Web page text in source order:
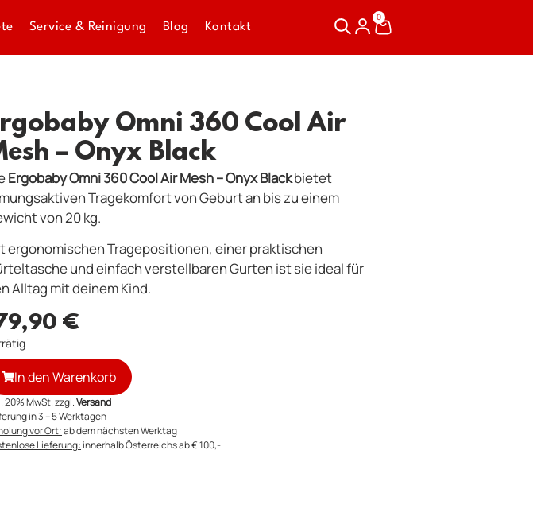
Service & Reinigung Blog Kontakt
0
Omni 360 Cool Air
– Onyx Black
Ergobaby Omni 360 Cool Air Mesh – Onyx Blackbietet
Tragekomfort von Geburt an bis zu einem
von 20 kg.
ergonomischen Tragepositionen, einer praktischen
und einfach verstellbaren Gurten ist sie ideal für
Alltag mit deinem Kind.
€
In den Warenkorb
20% MwSt. zzgl.Versand
in 3 – 5 Werktagen
vor Ort:ab dem nächsten Werktag
Lieferung: innerhalb Österreichs ab € 100,-